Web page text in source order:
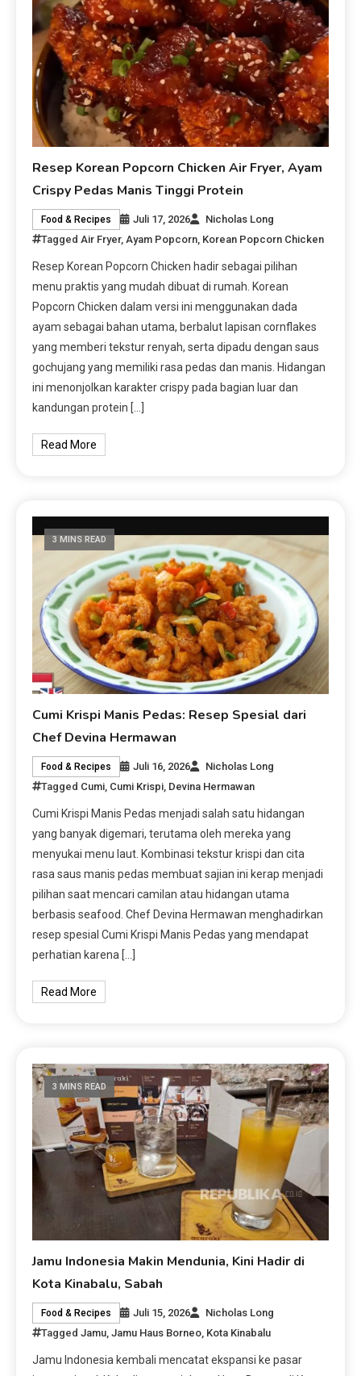
Resep Korean Popcorn Chicken Air Fryer, Ayam
Crispy Pedas Manis Tinggi Protein
Food & Recipes Juli 17, 2026
Nicholas Long
Tagged Air Fryer, Ayam Popcorn Korean Popcorn Chicken
Resep Korean Popcorn Chicken hadir sebagai pilihan
menu praktis yang mudah dibuat di rumah. Korean
Popcorn Chicken dalam versi ini menggunakan dada
ayam sebagai bahan utama, berbalut lapisan cornflakes
yang memberi tekstur renyah, serta dipadu dengan saus
gochujang yang memiliki rasa pedas dan manis. Hidangan
ini menonjolkan karakter crispy pada bagian luar dan
kandungan protein […]
Read More
3 MINS READ
Cumi Krispi Manis Pedas: Resep Spesial dari
Chef Devina Hermawan
Food & Recipes Juli 16, 2026
Nicholas Long
Tagged Cumi, Cumi Krispi, Devina Hermawan
Cumi Krispi Manis Pedas menjadi salah satu hidangan
yang banyak digemari, terutama oleh mereka yang
menyukai menu laut. Kombinasi tekstur krispi dan cita
rasa saus manis pedas membuat sajian ini kerap menjadi
pilihan saat mencari camilan atau hidangan utama
berbasis seafood. Chef Devina Hermawan menghadirkan
resep spesial Cumi Krispi Manis Pedas yang mendapat
perhatian karena […]
Read More
3 MINS READ
Jamu Indonesia Makin Mendunia, Kini Hadir di
Kota Kinabalu, Sabah
Food & Recipes Juli 15, 2026
Nicholas Long
TaggedJamu ,Jamu Haus Borneo Kota Kinabalu
Jamu Indonesia kembali mencatat ekspansi ke pasar